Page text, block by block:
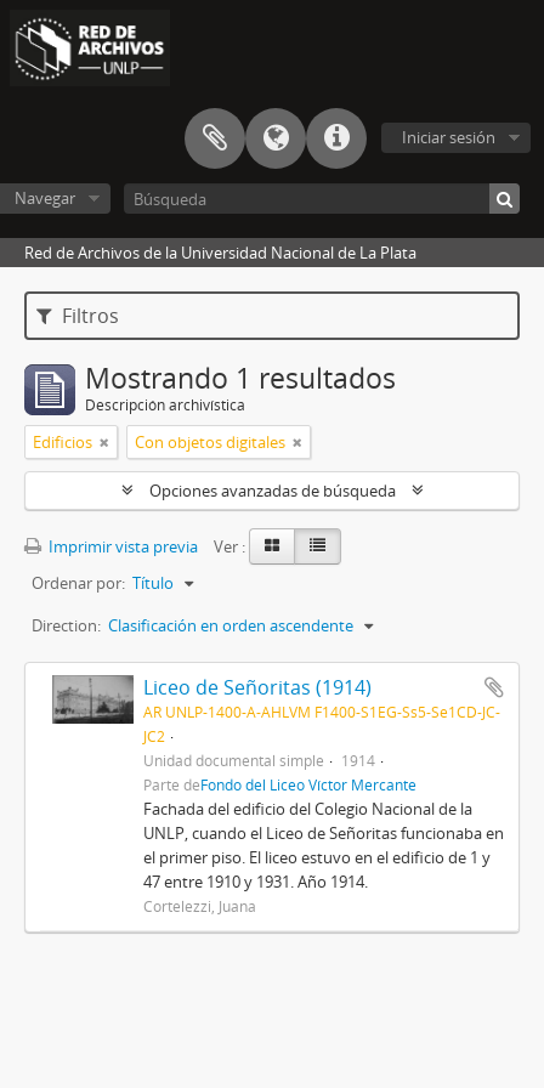
Iniciar sesión
Navegar
Red de Archivos de la Universidad Nacional de La Plata
Filtros
Mostrando 1 resultados
Descripción archivística
Edificios Con objetos digitales
Opciones avanzadas de búsqueda
Imprimir vista previa
Ver :
Ordenar por: Título
Direction: Clasificación en orden ascendente
Liceo de Señoritas (1914)
AR UNLP-1400-A-AHLVM F1400-S1EG-Ss5-Se1CD-JC-
JC2
Unidad documental simple
1914
Parte deFondo del Liceo Víctor Mercante
Fachada del edificio del Colegio Nacional de la
UNLP, cuando el Liceo de Señoritas funcionaba en
el primer piso. El liceo estuvo en el edificio de 1 y
47 entre 1910 y 1931. Año 1914.
Cortelezzi, Juana